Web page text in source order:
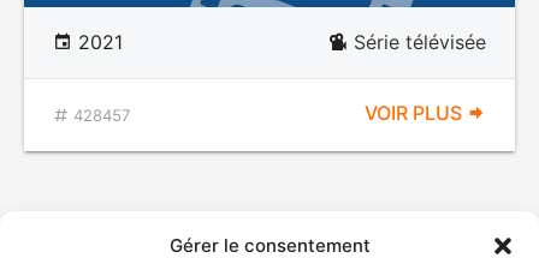
Gérer le consentement
2021 Série télévisée
428457 VOIR PLUS